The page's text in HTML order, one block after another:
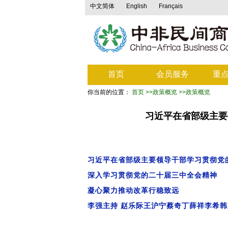
中文简体 English Français
首页 会员服务 重
你当前的位置： 首页 >>政策概览 >>政策概览
习近平在省部级主
习近平在省部级主要领导干部学习贯彻
深入学习贯彻党的二十届三中全会精神
凝心聚力推动改革行稳致远
李强主持 赵乐际王沪宁蔡奇丁薛祥李希